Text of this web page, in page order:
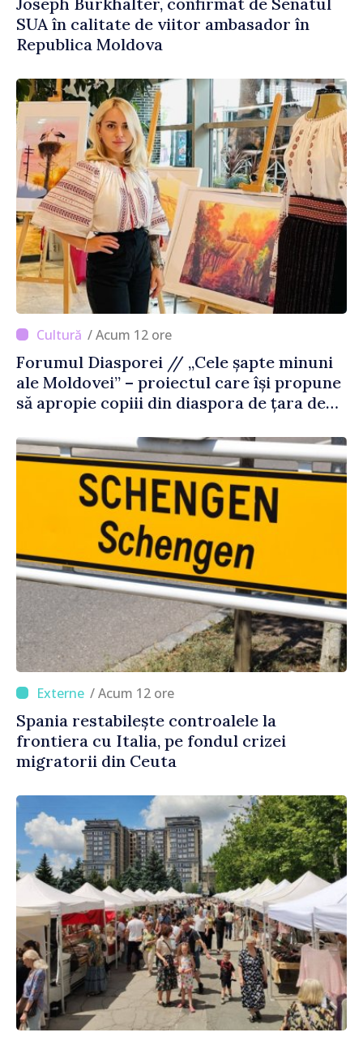
SUA în calitate de viitor ambasador în
Republica Moldova
/ Acum 12 ore
Forumul Diasporei // „Cele șapte minuni
ale Moldovei” – proiectul care își propune
să apropie copiii din diaspora de țara de
/ Acum 12 ore
Spania restabilește controalele la
frontiera cu Italia, pe fondul crizei
migratorii din Ceuta